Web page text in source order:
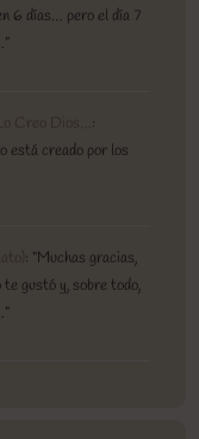
6 días… pero el día 7
”
Creo Dios… :
está creado por los
: “Muchas gracias,
gustó y, sobre todo,
”